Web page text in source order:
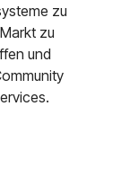
zu
zu
und